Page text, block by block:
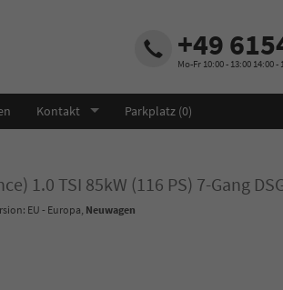
+49
Mo-Fr 10:00 - 13:00 14:00
Kontakt Parkplatz (0)
1.0 TSI 85kW (116 PS) 7-Gang
EU - Europa, Neuwagen